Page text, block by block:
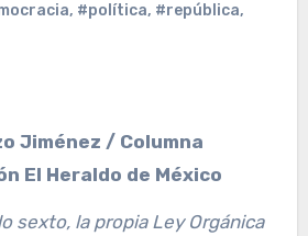
, #política, #república,
El Heraldo de México
sexto, la propia Ley Orgánica